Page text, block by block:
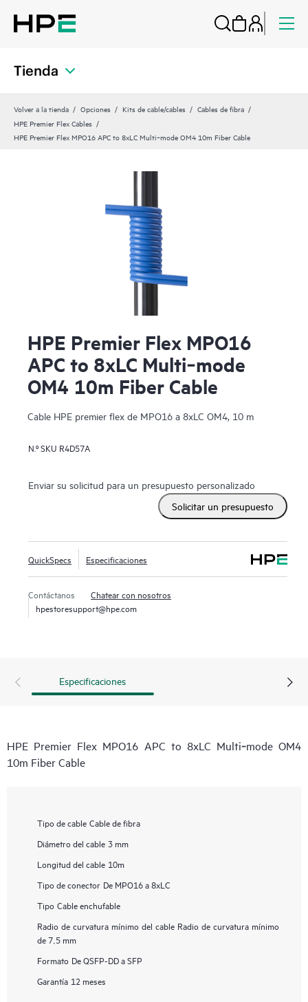
Tienda
Volver a la tienda Opciones Kits de cable/cables
Cables de fibra
HPE Premier Flex Cables
HPE Premier Flex MPO16 APC to 8xLC Multi‑mode OM4 10m Fiber Cable
HPE Premier Flex MPO16
APC to 8xLC Multi‑mode
OM4 10m Fiber Cable
Cable HPE premier flex de MPO16 a 8xLC OM4, 10 m
N.º SKU R4D57A
Enviar su solicitud para un presupuesto personalizado
Solicitar un presupuesto
QuickSpecs Especificaciones
Contáctanos
Chatear con nosotros
hpestoresupport@hpe.com
Especificaciones
HPE Premier Flex MPO16 APC to 8xLC Multi‑mode OM4
10m Fiber Cable
Tipo de cable Cable de fibra
Diámetro del cable 3 mm
Longitud del cable 10m
Tipo de conector De MPO16 a 8xLC
Tipo Cable enchufable
Radio de curvatura mínimo del cable Radio de curvatura mínimo
de 7,5 mm
Formato De QSFP-DD a SFP
Garantía 12 meses